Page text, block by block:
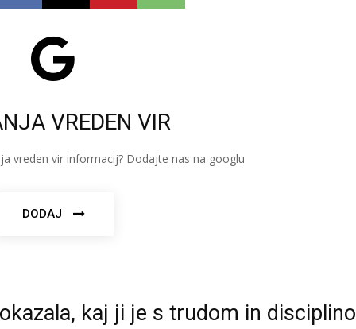
VREDEN VIR
vreden vir informacij? Dodajte nas na googlu
DODAJ
kaj ji je s trudom in disciplino